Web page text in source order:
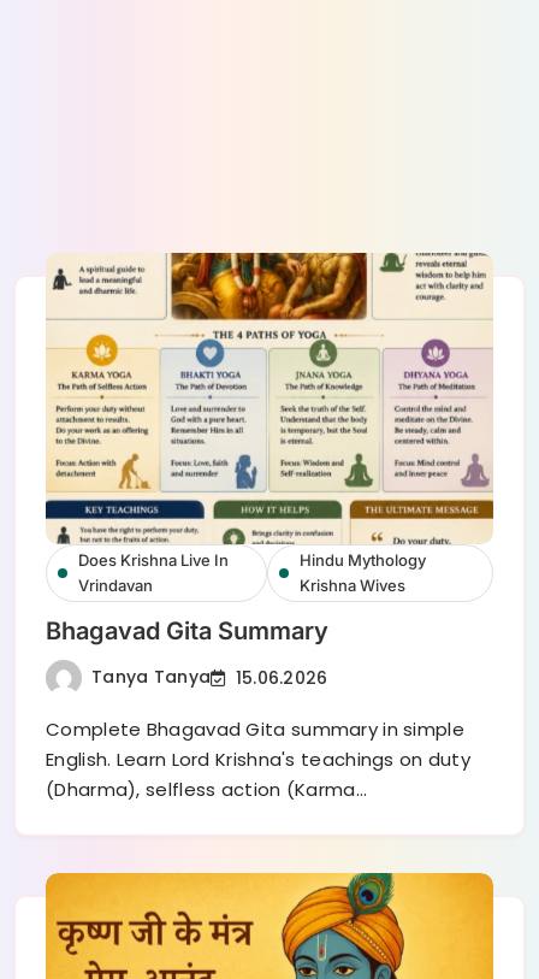
Does Krishna Live In
Vrindavan
Hindu Mythology
Krishna Wives
Bhagavad Gita Summary
Tanya Tanya 15.06.2026
Complete Bhagavad Gita summary in simple
English. Learn Lord Krishna's teachings on duty
(Dharma), selfless action (Karma…